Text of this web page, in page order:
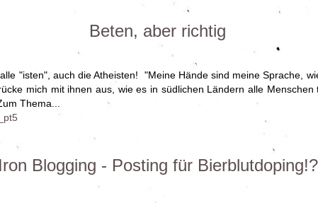
Beten, aber richtig
"isten", auch die Atheisten! "Meine Hände sind meine Sprache,
mich mit ihnen aus, wie es in südlichen Ländern alle
Thema...
Iron Blogging - Posting für Bierblutdoping!?